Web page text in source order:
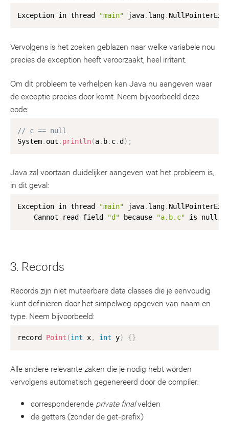
Exception in thread "main" java. lang.
Vervolgens is het zoeken geblazen naar welke variabele nou
precies de exception heeft veroorzaakt, heel irritant.
Om dit probleem te verhelpen kan Java nu aangeven waar
de exceptie precies door komt. Neem bijvoorbeeld deze
code:
// c == null
System. out . println(a. b. c.d ) ;
Java zal voortaan duidelijker aangeven wat het probleem is,
in dit geval:
Exception in thread "main" java. lang.
    Cannot read field
"d" because "a.b.c"
3. Records
Records zijn niet muteerbare data classes die je eenvoudig
kunt definiëren door het simpelweg opgeven van naam en
type. Neem bijvoorbeeld:
record Point (int x, int y) {}
Alle andere relevante zaken die je nodig hebt worden
vervolgens automatisch gegenereerd door de compiler:
corresponderende private finalvelden
de getters (zonder de get-prefix)